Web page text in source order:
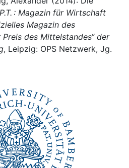
P.T. : Magazin für Wirtschaft
Magazin des
des Mittelstandes“ der
, Leipzig: OPS Netzwerk, Jg.